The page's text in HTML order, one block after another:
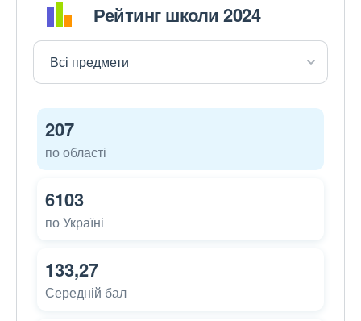
Рейтинг школи 2024
207
по області
6103
по Україні
133,27
Середній бал